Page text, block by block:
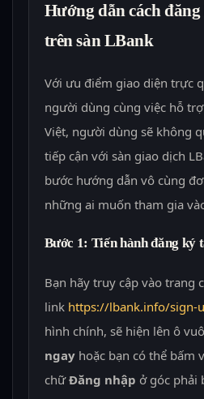
Hướng dẫn cách
trên sàn LBank
Với ưu điểm giao diện trực
người dùng cùng việc hỗ
Việt, người dùng sẽ không
tiếp cận với sàn giao dịch
bước hướng dẫn vô cùng
những ai muốn tham gia
Bước 1: Tiến hành đăng ký
Bạn hãy truy cập vào trang
link https://lbank.info/sign-
hình chính, sẽ hiện lên ô
ngayhoặc bạn có thể bấm
chữĐăng nhập ở góc phải